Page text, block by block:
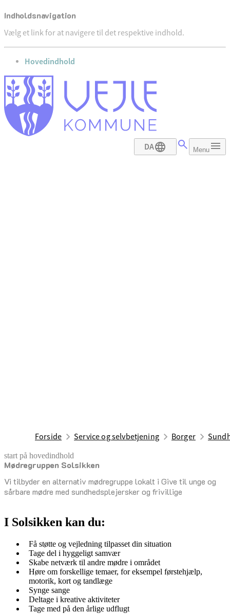
Indholdsnavigation
Vælg et link for at navigere til det respektive indhold.
gå til
Hovedindhold
DA Menu
Forside Service og selvbetjening Borger
start på hovedindhold
Mød­re­grup­pen Sol­sik­ken
Vi tilbyder en alternativ mødregruppe lokalt i Give til unge og
sårbare mødre med sundhedsplejersker og frivillige
senest opdateret 16. januar 2026
I Solsikken kan du:
Få støtte og vejledning tilpasset din situation
Tage del i hyggeligt samvær
Skabe netværk til andre mødre i området
Høre om forskellige temaer, for eksempel førstehjælp,
motorik, kort og tandlæge
Synge sange
Deltage i kreative aktiviteter
Tage med på den årlige udflugt